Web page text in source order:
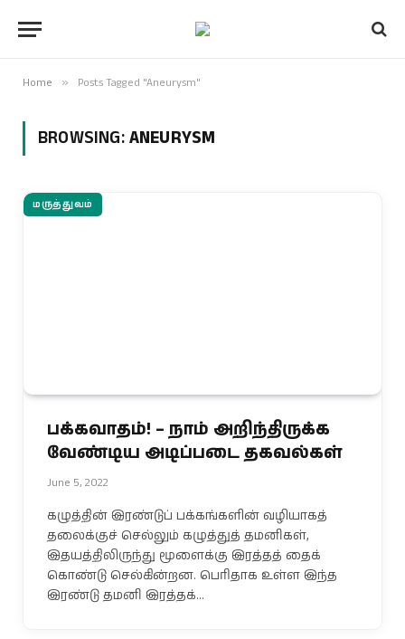
Home » Posts Tagged "Aneurysm"
BROWSING:ANEURYSM
மருத்துவம்
பக்கவாதம்! – நாம் அறிந்திருக்க
வேண்டிய அடிப்படை தகவல்கள்
June 5, 2022
கழுத்தின் இரண்டுப் பக்கங்களின் வழியாகத்
தலைக்குச் செல்லும் கழுத்துத் தமனிகள்,
இதயத்திலிருந்து மூளைக்கு இரத்தத் தைக்
கொண்டு செல்கின்றன. பெரிதாக உள்ள இந்த
இரண்டு தமனி இரத்தக்…